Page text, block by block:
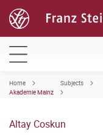
Home Subjects
Akademie Mainz
Altay Coskun